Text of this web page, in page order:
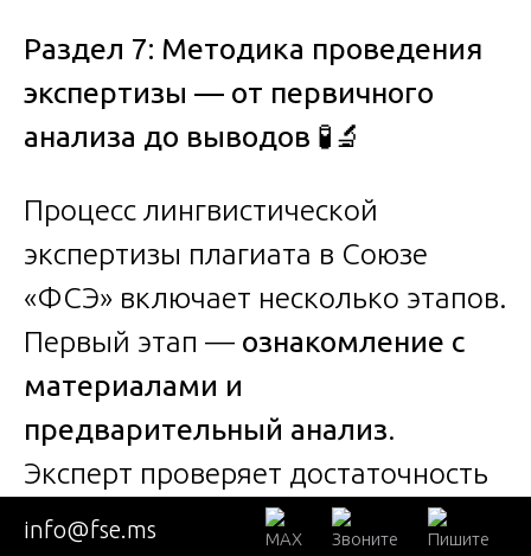
Раздел 7: Методика проведения
экспертизы — от первичного
анализа до выводов 🧪🔬
Процесс лингвистической
экспертизы плагиата в Союзе
«ФСЭ» включает несколько этапов.
Первый этап — ознакомление с
материалами и
предварительный анализ.
Эксперт проверяет достаточность
предоставленных текстов,
info@fse.ms